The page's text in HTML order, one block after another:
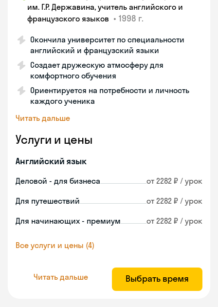
им. Г.Р. Державина, учитель английского и
французского языков • 1998 г.
Окончила университет по специальности
английский и французский языки
Создает дружескую атмосферу для
комфортного обучения
Ориентируется на потребности и личность
каждого ученика
Читать дальше
Услуги и цены
Английский язык
Деловой - для бизнеса от 2282 ₽ / урок
Для путешествий от 2282 ₽ / урок
Для начинающих - премиум от 2282 ₽ / урок
Все услуги и цены (4)
Читать дальше Выбрать время